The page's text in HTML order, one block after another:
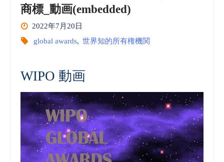
商標_動画(embedded)
2022年7月20日
global awards, 世界知的所有権機関
WIPO 動画